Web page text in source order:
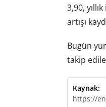
3,90,
artışı
Bugün
takip
Kaynak:
https://